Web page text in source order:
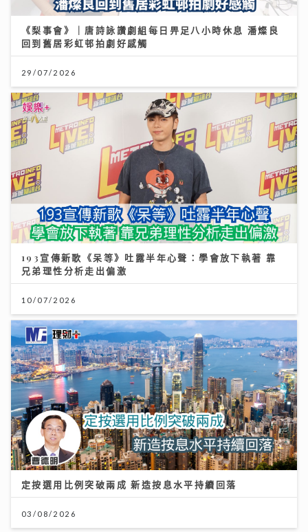
《梨事會》｜唐詩詠讚劇組每日畀足八小時休息 潘燦良
回到舊居彩虹邨拍劇好感觸
29/07/2026
193宣傳新歌《呆等》吐露半年心聲：學會放下執著 靠
兄弟理性分析走出偏激
10/07/2026
定按選用比例突破兩成 新造按息水平持續回落
03/08/2026